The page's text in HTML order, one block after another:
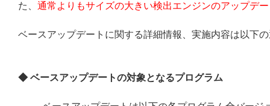
た、 通常よりもサイズの大きい検出エンジンのアップデ
ベースアップデートに関する詳細情報、実施内容は以下
◆ ベースアップデートの対象となるプログラム